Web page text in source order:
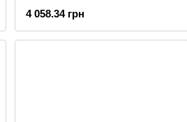
4 058.34 грн